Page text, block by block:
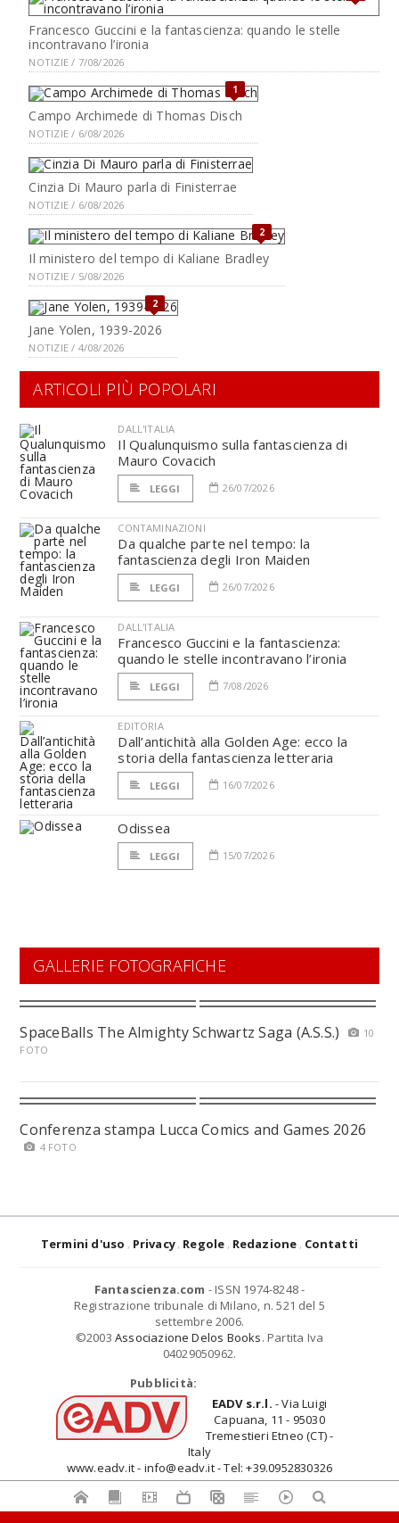
Francesco Guccini e la fantascienza: quando le stelle
incontravano l’ironia
NOTIZIE / 7/08/2026
1
Campo Archimede di Thomas Disch
NOTIZIE / 6/08/2026
Cinzia Di Mauro parla di Finisterrae
NOTIZIE / 6/08/2026
2
Il ministero del tempo di Kaliane Bradley
NOTIZIE / 5/08/2026
2
Jane Yolen, 1939-2026
NOTIZIE / 4/08/2026
ARTICOLI PIÙ POPOLARI
DALL'ITALIA
Il Qualunquismo sulla fantascienza di
Mauro Covacich
LEGGI 26/07/2026
CONTAMINAZIONI
Da qualche parte nel tempo: la
fantascienza degli Iron Maiden
LEGGI 26/07/2026
DALL'ITALIA
Francesco Guccini e la fantascienza:
quando le stelle incontravano l’ironia
LEGGI 7/08/2026
EDITORIA
Dall’antichità alla Golden Age: ecco la
storia della fantascienza letteraria
LEGGI 16/07/2026
Odissea
LEGGI 15/07/2026
GALLERIE FOTOGRAFICHE
SpaceBalls The Almighty Schwartz Saga (A.S.S.)
10
FOTO
Conferenza stampa Lucca Comics and Games 2026
4 FOTO
Termini d'uso Privacy Regole Redazione Contatti
Fantascienza.com - ISSN 1974-8248 -
Registrazione tribunale di Milano, n. 521 del 5
settembre 2006.
©2003 Associazione Delos Books. Partita Iva
04029050962.
Pubblicità:
EADV s.r.l. - Via Luigi
Capuana, 11 - 95030
Tremestieri Etneo (CT) -
Italy
www.eadv.it - info@eadv.it - Tel: +39.0952830326